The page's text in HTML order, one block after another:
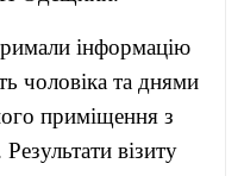
інформацію
чоловіка та днями
приміщення з
візиту